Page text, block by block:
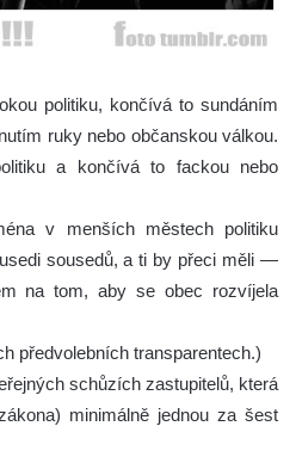
politiku, končívá to sundáním
ruky nebo občanskou válkou.
a končívá to fackou nebo
v menších městech politiku
sousedů, a ti by přeci měli —
na tom, aby se obec rozvíjela
předvolebních transparentech.)
schůzích zastupitelů, která
minimálně jednou za šest